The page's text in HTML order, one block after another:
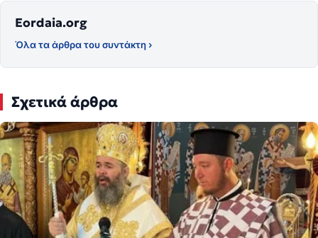
Eordaia.org
Όλα τα άρθρα του συντάκτη ›
Σχετικά άρθρα